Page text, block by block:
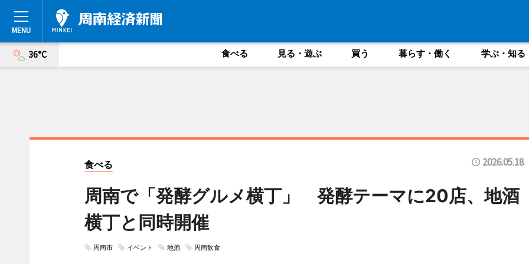
36°C 食べる 見る・遊ぶ 買う 暮らす・働く 学ぶ・知る
食べる 2026.05.18
周南で「発酵グルメ横丁」 発酵テーマに20店、地酒
横丁と同時開催
周南市 イベント 地酒 周南飲食